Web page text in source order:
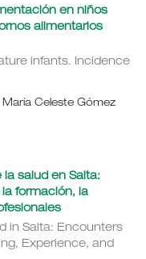
en niños
alimentarios
infants. Incidence
María Celeste Gómez
salud en Salta:
formación, la
in Salta: Encounters
Experience, and